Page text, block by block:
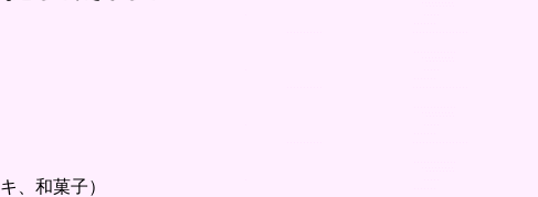
、和菓子）